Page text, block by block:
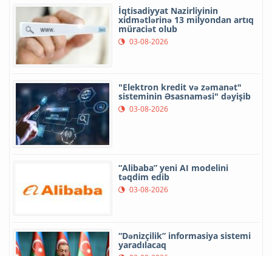
İqtisadiyyat Nazirliyinin
xidmətlərinə 13 milyondan artıq
müraciət olub
03-08-2026
"Elektron kredit və zəmanət"
sisteminin Əsasnaməsi" dəyişib
03-08-2026
“Alibaba” yeni AI modelini
təqdim edib
03-08-2026
“Dənizçilik” informasiya sistemi
yaradılacaq